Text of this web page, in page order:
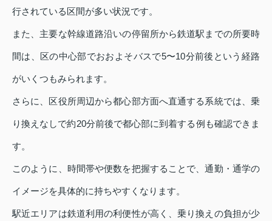
行されている区間が多い状況です。
また、主要な幹線道路沿いの停留所から鉄道駅までの所要時
間は、区の中心部でおおよそバスで5〜10分前後という経路
がいくつもみられます。
さらに、区役所周辺から都心部方面へ直通する系統では、乗
り換えなしで約20分前後で都心部に到着する例も確認できま
す。
このように、時間帯や便数を把握することで、通勤・通学の
イメージを具体的に持ちやすくなります。
駅近エリアは鉄道利用の利便性が高く、乗り換えの負担が少